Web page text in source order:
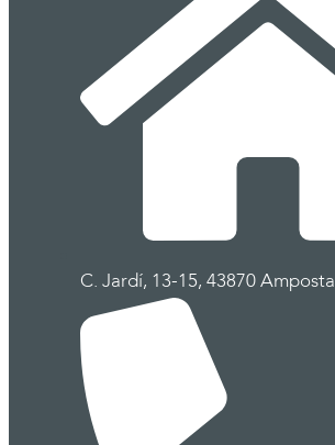
C. Jardí, 13-15, 43870 Amposta